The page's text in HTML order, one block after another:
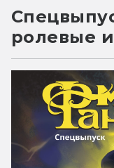
ролевые